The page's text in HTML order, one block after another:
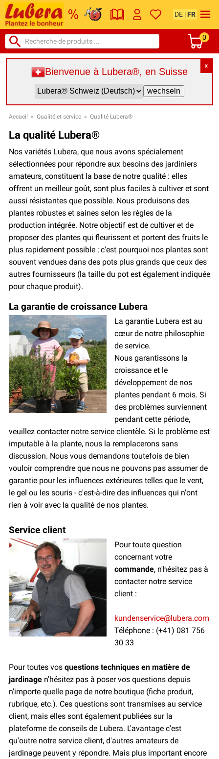
DE | FR
0
X
Bienvenue à Lubera®, en Suisse
Accueil » Qualité et service » Qualité Lubera®
La qualité Lubera®
Nos variétés Lubera, que nous avons spécialement
sélectionnées pour répondre aux besoins des jardiniers
amateurs, constituent la base de notre qualité : elles
offrent un meilleur goût, sont plus faciles à cultiver et sont
aussi résistantes que possible. Nous produisons des
plantes robustes et saines selon les règles de la
production intégrée. Notre objectif est de cultiver et de
proposer des plantes qui fleurissent et portent des fruits le
plus rapidement possible ; c'est pourquoi nos plantes sont
souvent vendues dans des pots plus grands que ceux des
autres fournisseurs (la taille du pot est également indiquée
pour chaque produit).
La garantie de croissance Lubera
La garantie Lubera est au
cœur de notre philosophie
de service.
Nous garantissons la
croissance et le
développement de nos
plantes pendant 6 mois. Si
des problèmes surviennent
pendant cette période,
veuillez contacter notre service clientèle. Si le problème est
imputable à la plante, nous la remplacerons sans
discussion. Nous vous demandons toutefois de bien
vouloir comprendre que nous ne pouvons pas assumer de
garantie pour les influences extérieures telles que le vent,
le gel ou les souris - c'est-à-dire des influences qui n'ont
rien à voir avec la qualité de nos plantes.
Service client
Pour toute question
concernant votre
commande, n'hésitez pas à
contacter notre service
client :
kundenservice@lubera.com
Téléphone : (+41) 081 756
30 33
Pour toutes vos questions techniques en matière de
jardinage n'hésitez pas à poser vos questions depuis
n'importe quelle page de notre boutique (fiche produit,
rubrique, etc.). Ces questions sont transmises au service
client, mais elles sont également publiées sur la
plateforme de conseils de Lubera. L'avantage c'est
qu'outre notre service client, d'autres amateurs de
jardinage peuvent y répondre. Mais plus important encore